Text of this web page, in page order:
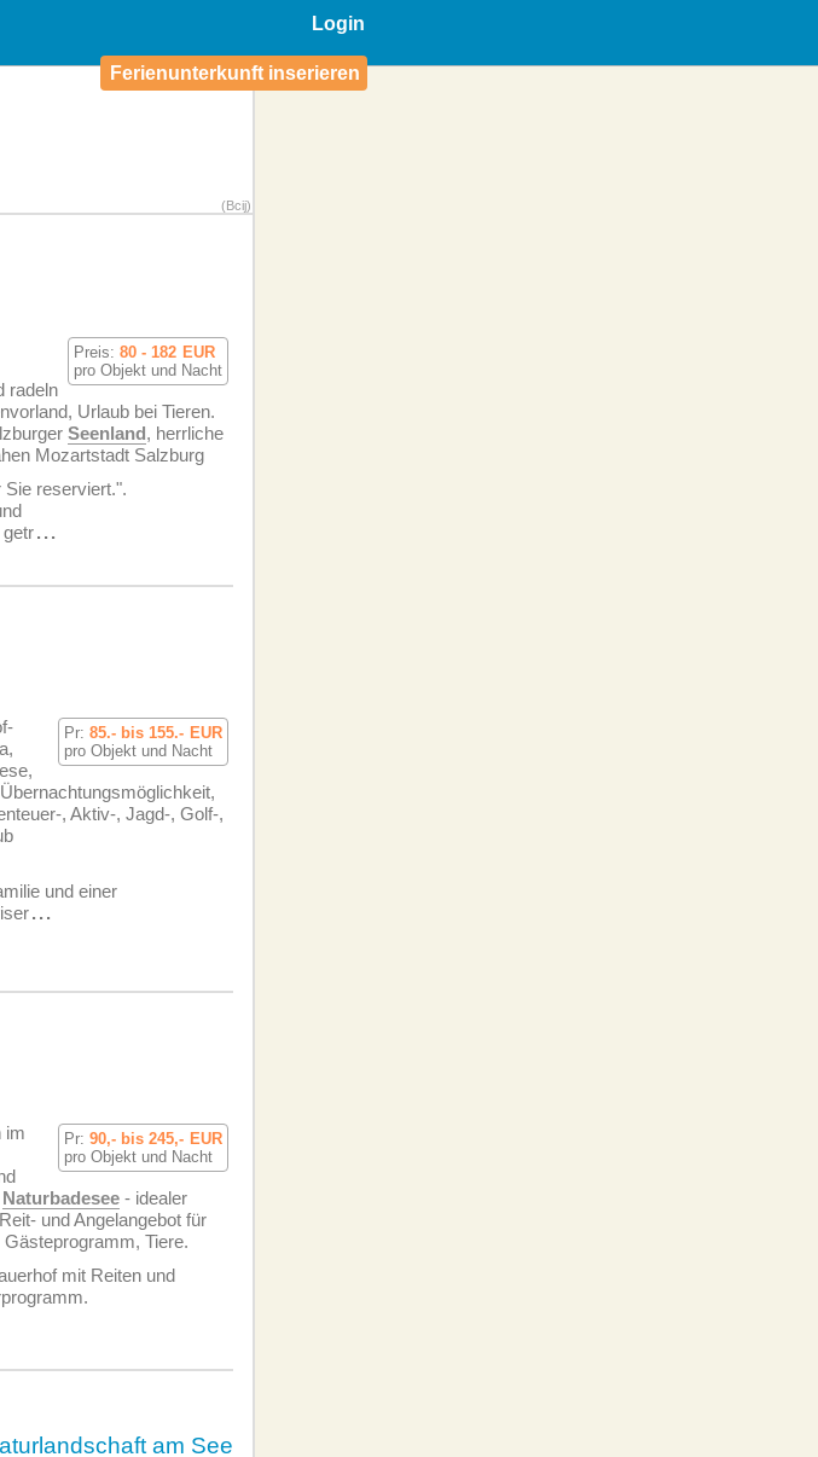
Login
Ferienunterkunft inserieren
(Bcij)
Preis: 80 - 182 EUR
pro Objekt und Nacht
radeln
Urlaub bei Tieren.
Seenland, herrliche
Mozartstadt Salzburg
reserviert.".
...
Pr: 85.- bis 155.- EUR
pro Objekt und Nacht
, Aktiv-, Jagd-, Golf-,
und einer
...
Pr: 90,- bis 245,- EUR
pro Objekt und Nacht
im
Naturbadesee - idealer
und Angelangebot für
Tiere.
mit Reiten und
am See